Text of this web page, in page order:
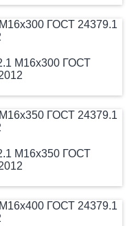
М16х300 ГОСТ
М16х350 ГОСТ